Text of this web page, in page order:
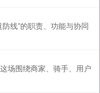
线”的职责、功能与协同
场围绕商家、骑手、用户